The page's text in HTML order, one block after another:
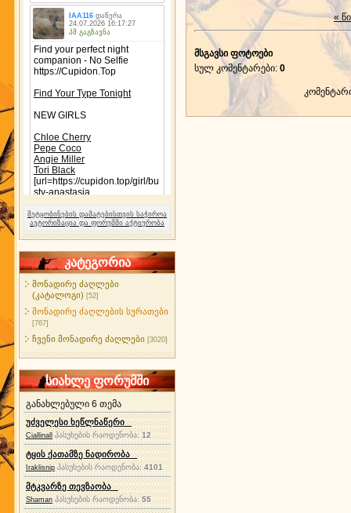
შეტყობინების დამატებისთვის საჭიროა
ავტორიზაცია და ფორუმში აქტიურობა
კატეგორია
მონადირე ძაღლები
(კატალოგი) [52]
მონადირე ძაღლების სურათები
[767]
ჩვენი მონადირე ძაღლები [3020]
სიახლე ფორუმში
განახლებული 6 თემა
უძველესი ხეწლნაწერი
Ciallinall პასუხების რაოდენობა:12
ტყის ქათამზე ნადირობა
Iraklisnip პასუხების რაოდენობა: 4101
მტკვარზე თევზაობა
Shaman პასუხების რაოდენობა:55
«
მსგავსი ფოტოები
სულ კომენტარები: 0